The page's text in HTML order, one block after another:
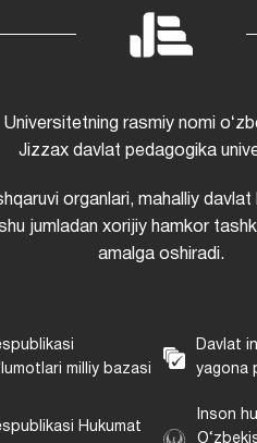
Universitetning rasmiy nomi
Jizzax davlat pedagogika
organlari, mahalliy davlat
jumladan xorijiy hamkor
amalga oshiradi.
milliy bazasi
Davlat
yagona
Hukumat
Inson